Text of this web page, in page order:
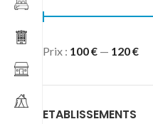
Prix : 100 € — 120 €
ETABLISSEMENTS